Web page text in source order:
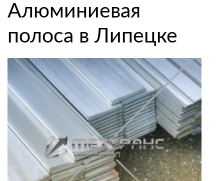
Алюминиевая
полоса в Липецке